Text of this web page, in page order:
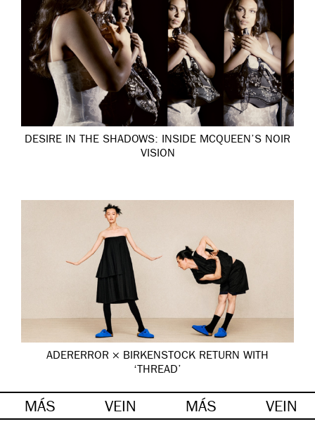
DESIRE IN THE SHADOWS: INSIDE MCQUEEN’S NOIR
VISION
ADERERROR × BIRKENSTOCK RETURN WITH
‘THREAD’
MÁS VEIN MÁS VEIN